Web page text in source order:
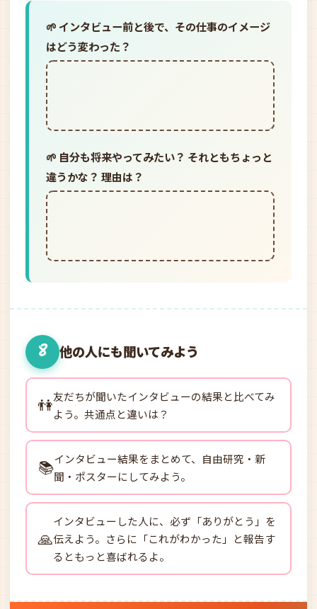
🌱 インタビュー前と後で、その仕事のイメージ
はどう変わった？
🌱 自分も将来やってみたい？ それともちょっと
違うかな？ 理由は？
8 他の人にも聞いてみよう
👫友だちが聞いたインタビューの結果と比べてみ
よう。共通点と違いは？
📚インタビュー結果をまとめて、自由研究・新
聞・ポスターにしてみよう。
🙏
インタビューした人に、必ず「ありがとう」を
伝えよう。さらに「これがわかった」と報告す
るともっと喜ばれるよ。